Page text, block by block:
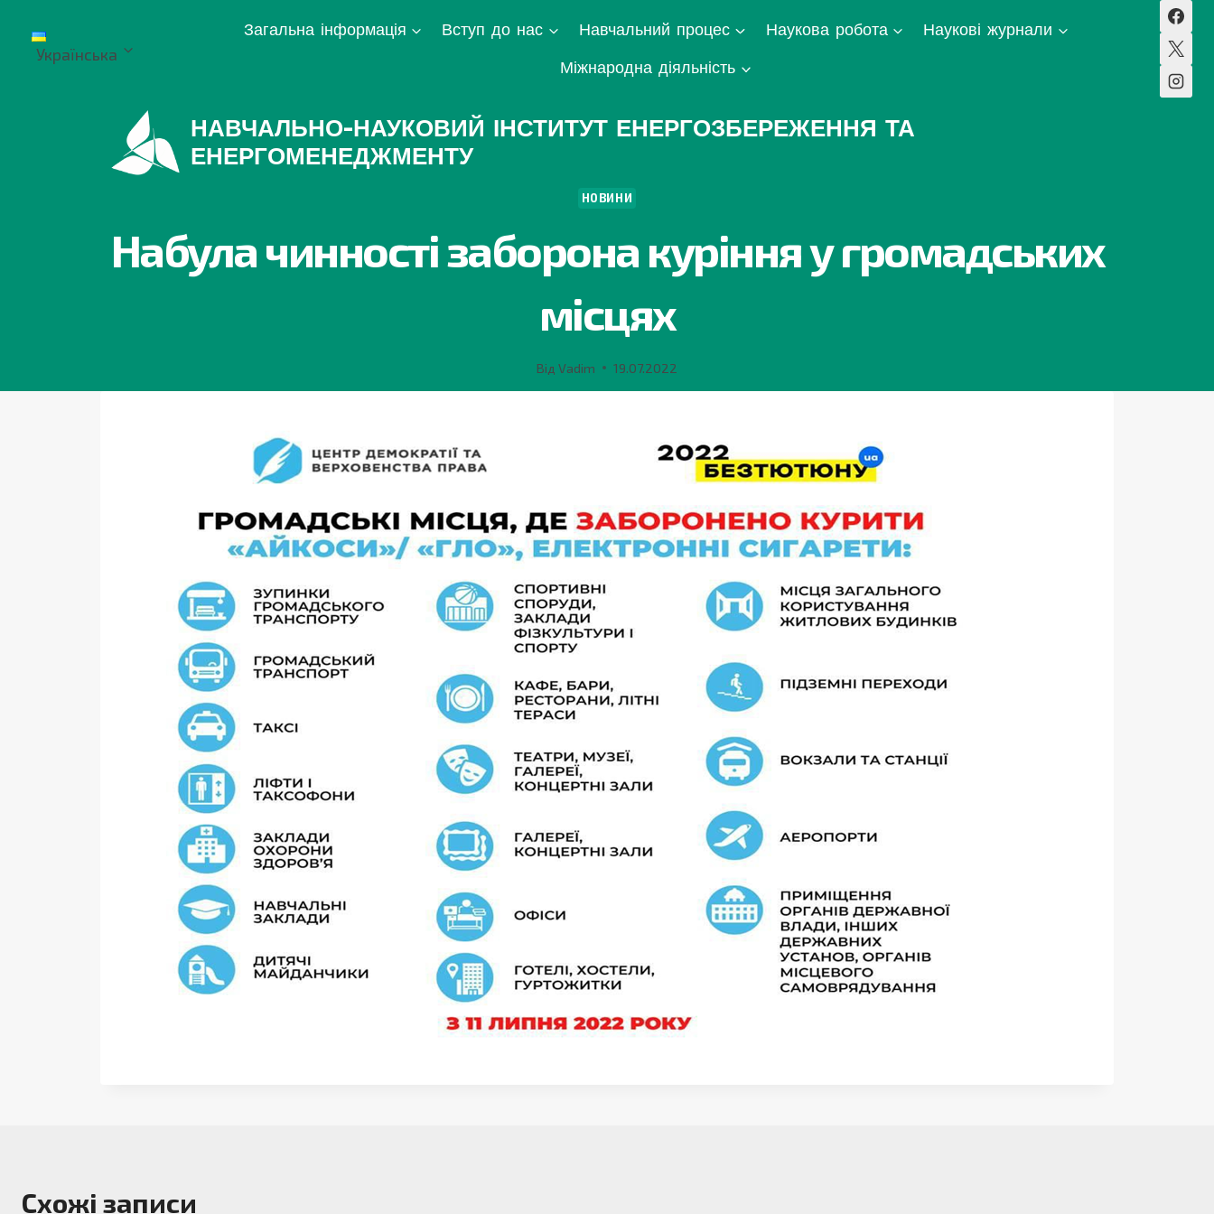
вмістуУкраїнська
Загальна інформація Вступ до нас Навчальний процес Наукова робота
Наукові журнали
Міжнародна діяльність
НАВЧАЛЬНО-НАУКОВИЙ ІНСТИТУТ ЕНЕРГОЗБЕРЕЖЕННЯ ТА
ЕНЕРГОМЕНЕДЖМЕНТУ
НОВИНИ
Набула чинності заборона куріння у громадських
місцях
Від Vadim 19.07.2022
Схожі записи